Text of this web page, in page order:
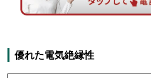
優れた電気絶縁性